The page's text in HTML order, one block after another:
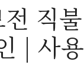
직불
| 사용